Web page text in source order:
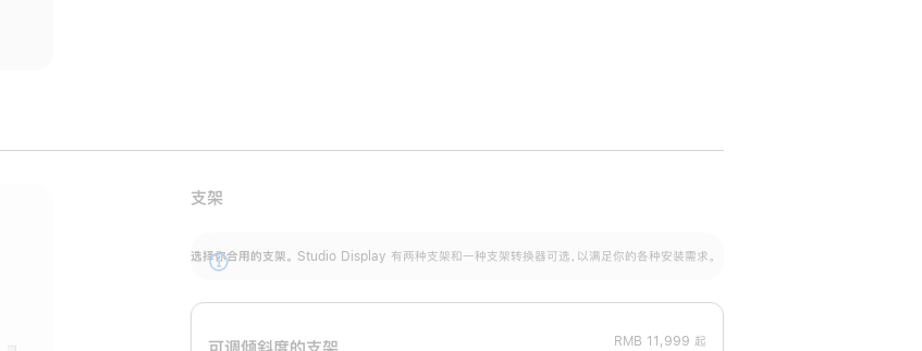
调节范围。
毫米的高度调节范围。
支架
选择你合用的支架。 Studio Display 有两种支架和一种支架转换器可选，以满足你的各种安装需求。
展
开
RMB 11,999 起